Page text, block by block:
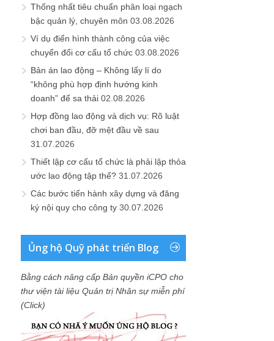
Thống nhất tiêu chuẩn phân loại ngạch
bậc quản lý, chuyên môn 03.08.2026
Ví dụ điển hình thành công của việc
chuyển đổi cơ cấu tổ chức 03.08.2026
Bản án lao động – Không lấy lí do
“không phù hợp định hướng kinh
doanh” để sa thải 02.08.2026
Hợp đồng lao động và dịch vụ: Rõ luật
chơi ban đầu, đỡ mệt đầu về sau
31.07.2026
Thiết lập cơ cấu tổ chức là phải lập thỏa
ước lao động tập thể? 31.07.2026
Các bước tiến hành xây dựng và đăng
ký nội quy cho công ty 30.07.2026
Ủng hộ Quỹ phát triển Blog
Bằng cách nâng cấp Bản quyền iCPO cho
thư viện tài liệu Quản trị Nhân sự miễn phí
(Click)